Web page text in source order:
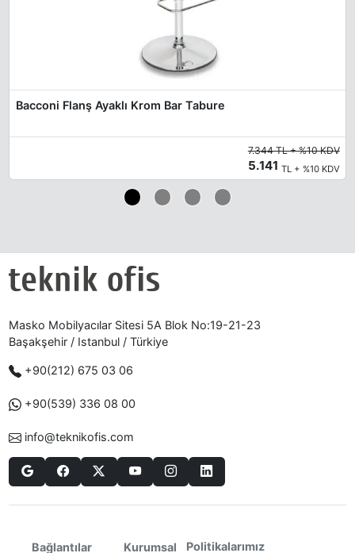
Bacconi Flanş Ayaklı Krom Bar Tabure
7.344 TL + %10 KDV
5.141 TL + %10 KDV
Masko Mobilyacılar Sitesi 5A Blok No:19-21-23
Başakşehir / Istanbul / Türkiye
+90(212) 675 03 06
+90(539) 336 08 00
info@teknikofis.com
Bağlantılar Kurumsal Politikalarımız